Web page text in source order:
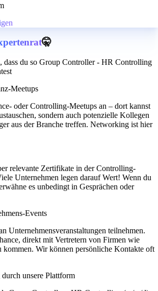
🤫
dass du so Group Controller - HR Controlling
Meetups
oder Controlling-Meetups an – dort kannst
sondern auch potenzielle Kollegen
aus der Branche treffen. Networking ist hier
relevante Zertifikate in der Controlling-
Unternehmen legen darauf Wert! Wenn du
es unbedingt in Gesprächen oder
Events
Unternehmensveranstaltungen teilnehmen.
direkt mit Vertretern von Firmen wie
kommen. Wir können persönliche Kontakte oft
unsere Plattform